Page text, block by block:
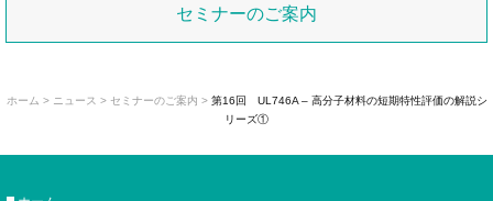
セミナーのご案内
ホーム > ニュース > セミナーのご案内 > 第16回 UL746A – 高分子材料の短期特性評価の解説シ
リーズ①